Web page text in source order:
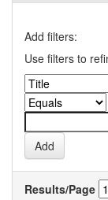
Add filters:
Use filters to
Results/Page